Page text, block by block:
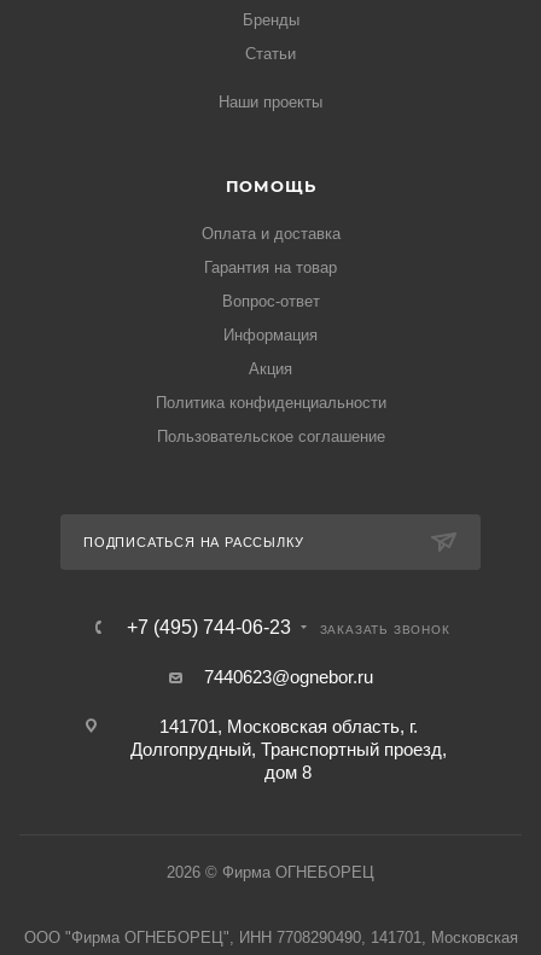
Бренды
Статьи
Наши проекты
ПОМОЩЬ
Оплата и доставка
Гарантия на товар
Вопрос-ответ
Информация
Акция
Политика конфиденциальности
Пользовательское соглашение
ПОДПИСАТЬСЯ НА РАССЫЛКУ
+7 (495) 744-06-23 ЗАКАЗАТЬ ЗВОНОК
7440623@ognebor.ru
141701, Московская область, г.
Долгопрудный, Транспортный проезд,
дом 8
2026 © Фирма ОГНЕБОРЕЦ
ООО "Фирма ОГНЕБОРЕЦ", ИНН 7708290490, 141701, Московская